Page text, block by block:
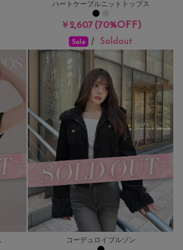
ハートケーブルニットトップス
￥2,607(70%OFF)
Sale / Soldout
コーデュロイブルゾン